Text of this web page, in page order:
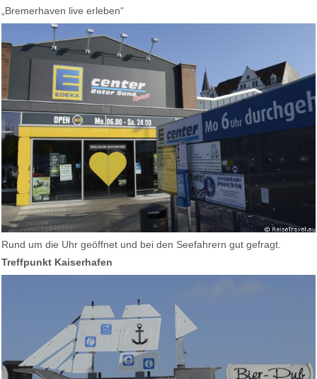
„Bremerhaven live erleben“
Rund um die Uhr geöffnet und bei den Seefahrern gut gefragt.
Treffpunkt Kaiserhafen